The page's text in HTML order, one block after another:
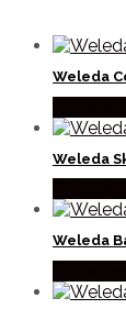
Weleda
Weleda
Weleda